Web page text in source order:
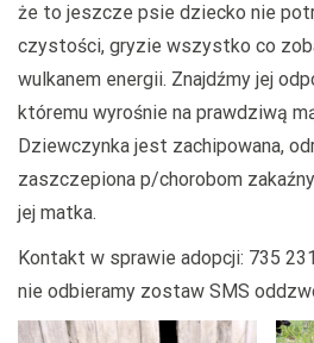
że to jeszcze psie dziecko nie
czystości, gryzie wszystko co
wulkanem energii. Znajdźmy jej
któremu wyrośnie na prawdziwą
Dziewczynka jest zachipowana,
zaszczepiona p/chorobom
jej matka.
Kontakt w sprawie adopcji: 735
nie odbieramy zostaw SMS